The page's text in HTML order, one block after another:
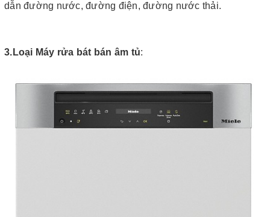
dẫn đường nước, đường điện, đường nước thải.
3.Loại Máy rửa bát bán âm tủ: